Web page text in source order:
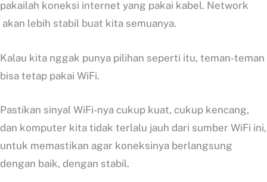
pakailah koneksi internet yang pakai kabel. Network
akan lebih stabil buat kita semuanya.
Kalau kita nggak punya pilihan seperti itu, teman-teman
bisa tetap pakai WiFi.
Pastikan sinyal WiFi-nya cukup kuat, cukup kencang,
dan komputer kita tidak terlalu jauh dari sumber WiFi ini,
untuk memastikan agar koneksinya berlangsung
dengan baik, dengan stabil.